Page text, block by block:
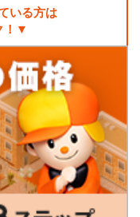
いる方は
！▼